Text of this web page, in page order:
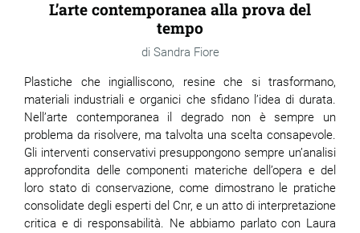
L’arte contemporanea alla prova del
tempo
Sandra Fiore
Plastiche che ingialliscono, resine che si trasformano,
materiali industriali e organici che sfidano l’idea di durata.
Nell’arte contemporanea il degrado non è sempre un
problema da risolvere, ma talvolta una scelta consapevole.
Gli interventi conservativi presuppongono sempre un’analisi
approfondita delle componenti materiche dell’opera e del
loro stato di conservazione, come dimostrano le pratiche
consolidate degli esperti del Cnr, e un atto di interpretazione
critica e di responsabilità. Ne abbiamo parlato con Laura